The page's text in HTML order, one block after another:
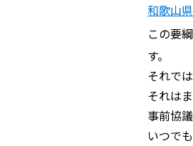
和歌山
この要
す。
それで
それは
事前協
いつで